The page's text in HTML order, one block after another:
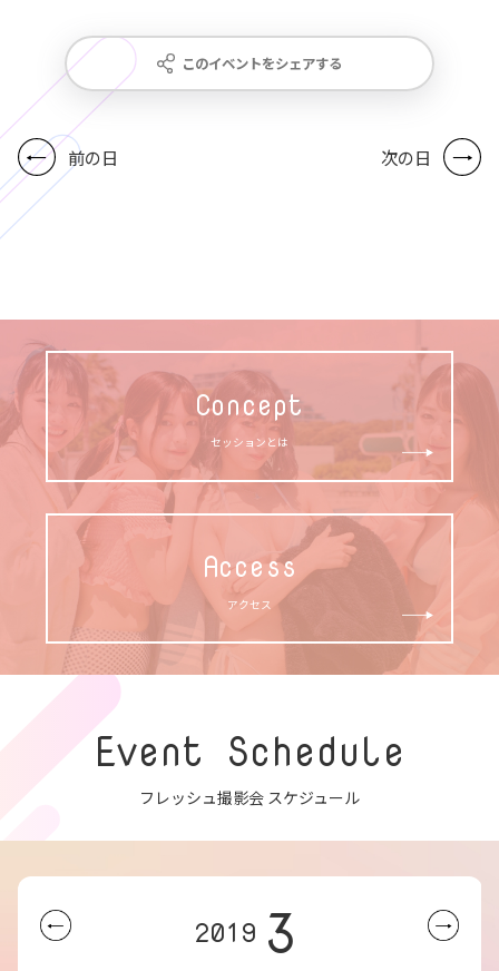
このイベントをシェアする
前の日 次の日
Concept
セッションとは
Access
アクセス
Event Schedule
フレッシュ撮影会 スケジュール
2019 3